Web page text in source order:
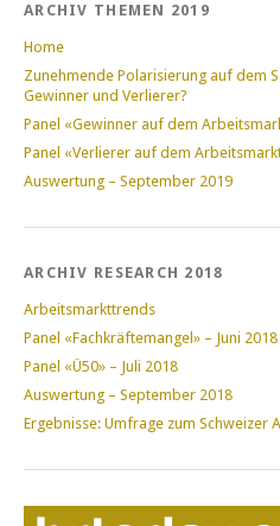
ARCHIV THEMEN 2019
Home
Zunehmende Polarisierung auf dem
Gewinner und Verlierer?
Panel «Gewinner auf dem
Panel «Verlierer auf dem
Auswertung – September 2019
ARCHIV RESEARCH 2018
Arbeitsmarkttrends
Panel «Fachkräftemangel» – Juni 2018
Panel «Ü50» – Juli 2018
Auswertung – September 2018
Ergebnisse: Umfrage zum Schweizer